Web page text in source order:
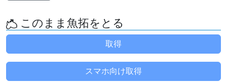
このまま魚拓をとる